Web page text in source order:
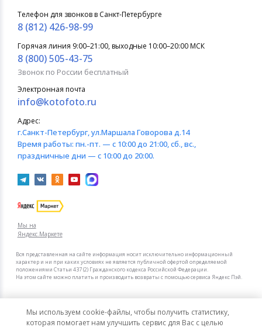
Мы используем cookie-файлы, чтобы получить статистику,
которая помогает нам улучшить сервис для Вас с целью
Мы на
Яндекс.Маркете
Телефон для звонков в Санкт-Петербурге
8 (812) 426-98-99
Горячая линия 9:00–21:00, выходные 10:00–20:00 МСК
8 (800) 505-43-75
Звонок по России бесплатный
Электронная почта
info@kotofoto.ru
Адрес:
г.Санкт-Петербург, ул.Маршала Говорова д.14
Время работы: пн.-пт. — с 10:00 до 21:00, сб., вс.,
праздничные дни — с 10:00 до 20:00.
Вся представленная на сайте информация носит исключительно информационный
характер и ни при каких условиях не является публичной офертой определяемой
положениями Статьи 437 (2) Гражданского кодекса Российской Федерации.
На этом сайте можно платить и производить возвраты с помощью сервиса Яндекс Пэй.
Мы в других городах
Санкт-Петербург
Москва